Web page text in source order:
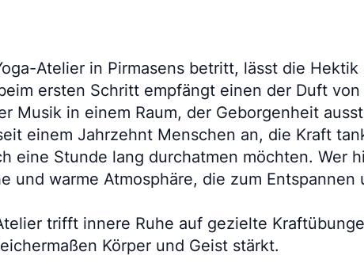
Atelier in Pirmasens betritt, lässt die
ersten Schritt empfängt einen der Duft
Musik in einem Raum, der Geborgenheit
einem Jahrzehnt Menschen an, die Kraft
eine Stunde lang durchatmen möchten. Wer
und warme Atmosphäre, die zum Entspannen
trifft innere Ruhe auf gezielte
Körper und Geist stärkt.